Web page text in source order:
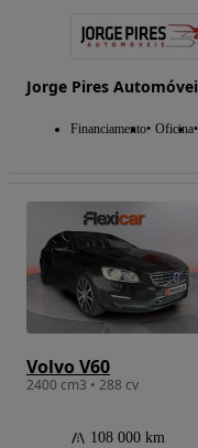
Jorge Pires
Financiamento Oficina
Volvo V60
2400 cm3 • 288 cv
108 000 km